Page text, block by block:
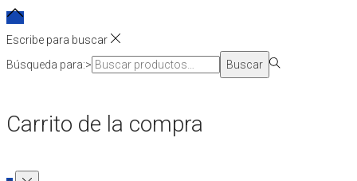
Escribe para buscar
Búsqueda para:>
Buscar
Carrito de la compra